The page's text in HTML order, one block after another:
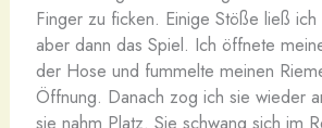
Finger zu ficken. Einige Stöße ließ
aber dann das Spiel. Ich öffnete
der Hose und fummelte meinen
Öffnung. Danach zog ich sie wieder
sie nahm Platz. Sie schwang sich im